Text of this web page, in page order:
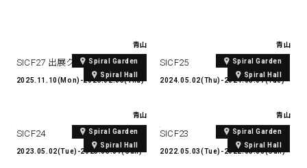
青山
Spiral Garden
Spiral Hall
SICF27 出展クリエイター募集中
2025.11.10(Mon)-2026.02.05(Thu)
青山
Spiral Garden
Spiral Hall
SICF25
2024.05.02(Thu)-2024.05.07(Tue)
青山
Spiral Garden
Spiral Hall
SICF24
2023.05.02(Tue)-2023.05.07(Sun)
青山
Spiral Garden
Spiral Hall
SICF23
2022.05.03(Tue)-2022.05.08(Sun)